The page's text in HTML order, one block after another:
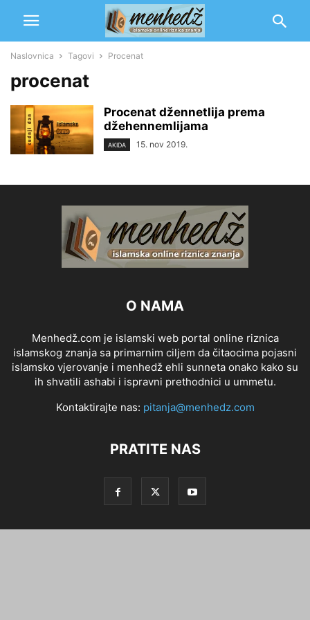
Naslovnica Tagovi Procenat
procenat
Procenat džennetlija prema
džehennemlijama
AKIDA 15. nov 2019.
O NAMA
Menhedž.com je islamski web portal online riznica
islamskog znanja sa primarnim ciljem da čitaocima pojasni
islamsko vjerovanje i menhedž ehli sunneta onako kako su
ih shvatili ashabi i ispravni prethodnici u ummetu.
Kontaktirajte nas: pitanja@menhedz.com
PRATITE NAS